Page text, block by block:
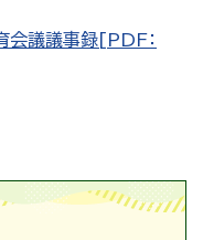
議議事録[PDF：